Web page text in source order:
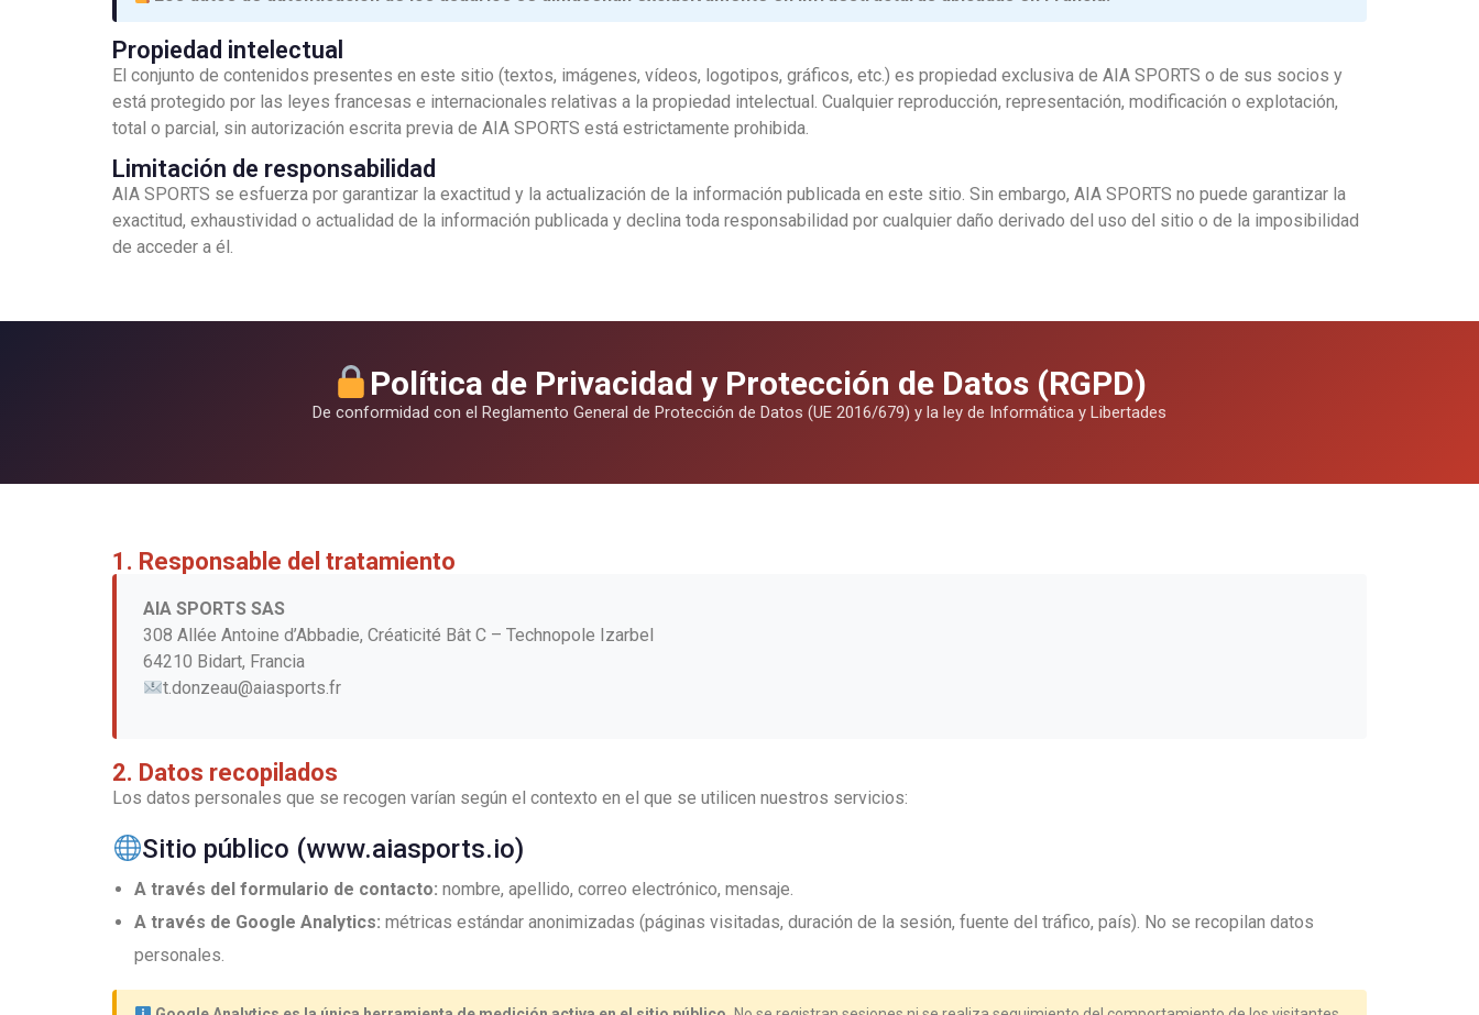
Propiedad intelectual
El conjunto de contenidos presentes en este sitio (textos, imágenes, vídeos, logotipos, gráficos, etc.) es propiedad exclusiva de AIA SPORTS o de sus socios y
está protegido por las leyes francesas e internacionales relativas a la propiedad intelectual. Cualquier reproducción, representación, modificación o explotación,
total o parcial, sin autorización escrita previa de AIA SPORTS está estrictamente prohibida.
Limitación de responsabilidad
AIA SPORTS se esfuerza por garantizar la exactitud y la actualización de la información publicada en este sitio. Sin embargo, AIA SPORTS no puede garantizar la
exactitud, exhaustividad o actualidad de la información publicada y declina toda responsabilidad por cualquier daño derivado del uso del sitio o de la imposibilidad
de acceder a él.
Política de Privacidad y Protección de Datos (RGPD)
De conformidad con el Reglamento General de Protección de Datos (UE 2016/679) y la ley de Informática y Libertades
1. Responsable del tratamiento
AIA SPORTS SAS
308 Allée Antoine d’Abbadie, Créaticité Bât C – Technopole Izarbel
64210 Bidart, Francia
t.donzeau@aiasports.fr
2. Datos recopilados
Los datos personales que se recogen varían según el contexto en el que se utilicen nuestros servicios:
Sitio público (www.aiasports.io)
A través del formulario de contacto: nombre, apellido, correo electrónico, mensaje.
A través de Google Analytics: métricas estándar anonimizadas (páginas visitadas, duración de la sesión, fuente del tráfico, país). No se recopilan datos
personales.